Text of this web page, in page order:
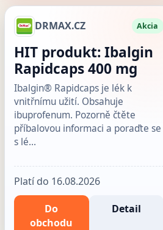
DRMAX.CZ Akcia
HIT produkt: Ibalgin
Rapidcaps 400 mg
Ibalgin® Rapidcaps je lék k
vnitřnímu užití. Obsahuje
ibuprofenum. Pozorně čtěte
příbalovou informaci a poraďte se
s lé…
Platí do 16.08.2026
Do
obchodu
Detail